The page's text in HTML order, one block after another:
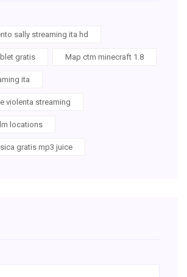
sally streaming ita hd
gratis Map ctm minecraft 1.8
ita
violenta streaming
locations
gratis mp3 juice